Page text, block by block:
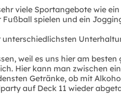
viele Sportangebote wie
spielen und ein
unterschiedlichsten
weil es uns hier am besten
Hier kann man zwischen
Getränke, ob mit
auf Deck 11 wieder